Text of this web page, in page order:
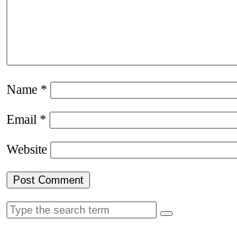
Name *
Email *
Website
Search
for: